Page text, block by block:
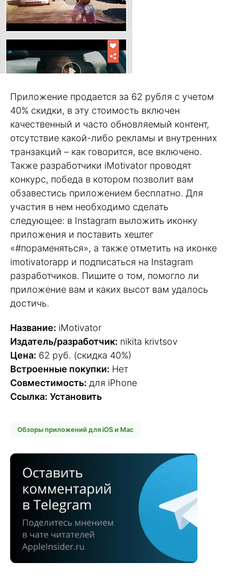
Приложение продается за 62 рубля с учетом
40% скидки, в эту стоимость включен
качественный и часто обновляемый контент,
отсутствие какой-либо рекламы и внутренних
транзакций – как говорится, все включено.
Также разработчики iMotivator проводят
конкурс, победа в котором позволит вам
обзавестись приложением бесплатно. Для
участия в нем необходимо сделать
следующее: в Instagram выложить иконку
приложения и поставить хештег
«#пораменяться», а также отметить на иконке
imotivatorapp и подписаться на Instagram
разработчиков. Пишите о том, помогло ли
приложение вам и каких высот вам удалось
достичь.
Название: iMotivator
Издатель/разработчик: nikita krivtsov
Цена: 62 руб. (скидка 40%)
Встроенные покупки: Нет
Совместимость: для iPhone
Ссылка: Установить
Обзоры приложений для iOS и Mac